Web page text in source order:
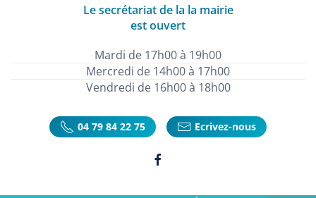
Le secrétariat de la la mairie
est ouvert
Mardi de 17h00 à 19h00
Mercredi de 14h00 à 17h00
Vendredi de 16h00 à 18h00
04 79 84 22 75 Ecrivez-nous